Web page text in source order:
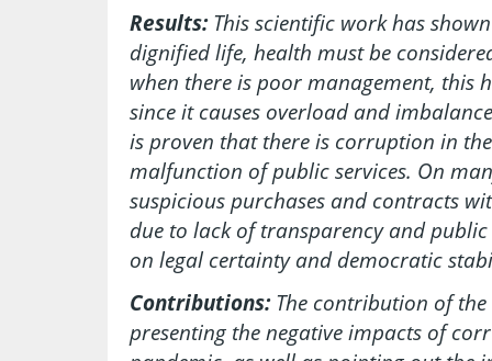
Results: This scientific work has
dignified life, health must be
when there is poor management, this
since it causes overload and
is proven that there is corruption in
malfunction of public services. On
suspicious purchases and contracts
due to lack of transparency and
on legal certainty and democratic
Contributions: The contribution of
presenting the negative impacts of